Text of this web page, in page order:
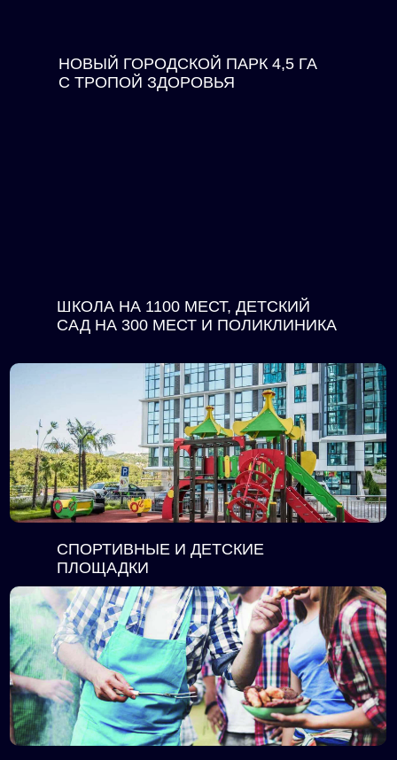
СПОРТИВНЫЕ И ДЕТСКИЕ
ПЛОЩАДКИ
ШКОЛА НА 1100 МЕСТ, ДЕТСКИЙ
САД НА 300 МЕСТ И ПОЛИКЛИНИКА
НОВЫЙ ГОРОДСКОЙ ПАРК 4,5 ГА
С ТРОПОЙ ЗДОРОВЬЯ